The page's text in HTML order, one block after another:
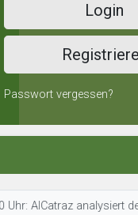
Login
Passwort vergessen?
analysiert den